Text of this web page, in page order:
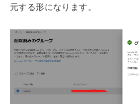
元する形になります。